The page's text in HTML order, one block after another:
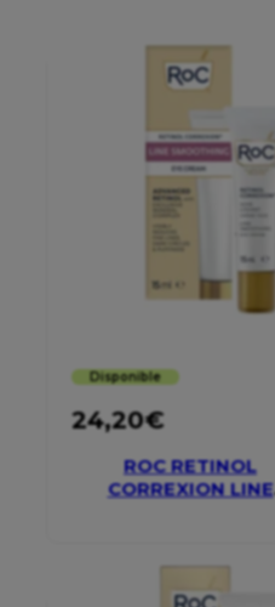
Disponible
24,20€
ROC RETINOL
CORREXION LINE